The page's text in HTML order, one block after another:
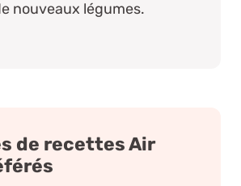
nouveaux légumes.
de recettes Air